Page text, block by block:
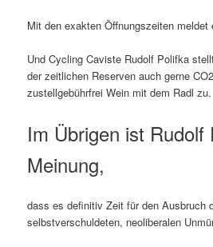
Mit den exakten Öffnungszeiten meldet
Und Cycling Caviste Rudolf Polifka
der zeitlichen Reserven auch gerne
zustellgebührfrei Wein mit dem Radl zu.
Im Übrigen ist Rudolf
Meinung,
dass es definitiv Zeit für den Ausbruch
selbstverschuldeten, neoliberalen